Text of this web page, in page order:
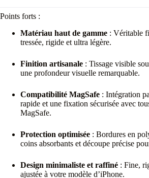
Points forts :
Matériau haut de gamme : Véritable
tressée, rigide et ultra légère.
Finition artisanale : Tissage visible
une profondeur visuelle remarquable.
Compatibilité MagSafe : Intégration
rapide et une fixation sécurisée avec
MagSafe.
Protection optimisée : Bordures en
coins absorbants et découpe précise
Design minimaliste et raffiné : Fine,
ajustée à votre modèle d’iPhone.